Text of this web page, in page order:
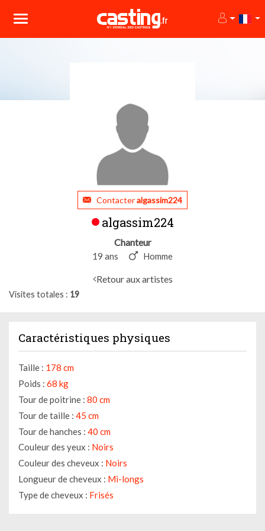
Contacteralgassim224
algassim224
Chanteur
19 ans Homme
Retour aux artistes
Visites totales 19
Caractéristiques physiques
Taille : 178 cm
Poids : 68 kg
Tour de poitrine : 80 cm
Tour de taille : 45 cm
Tour de hanches : 40 cm
Couleur des yeux : Noirs
Couleur des cheveux : Noirs
Longueur de cheveux : Mi-longs
Type de cheveux : Frisés